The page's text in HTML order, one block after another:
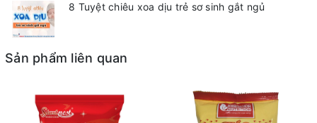
8 Tuyệt chiêu xoa dịu trẻ sơ sinh gắt ngủ
Sản phẩm liên quan